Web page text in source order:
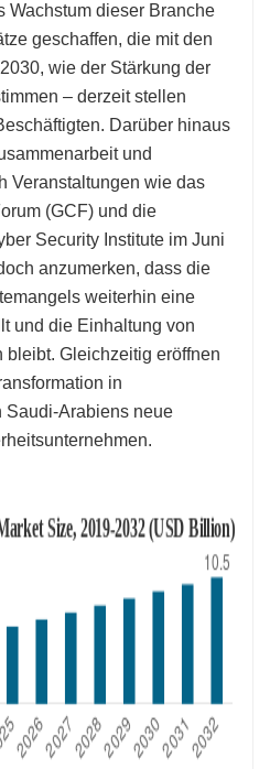
Wachstum dieser Branche
geschaffen, die mit den
wie der Stärkung der
– derzeit stellen
Darüber hinaus
und
Veranstaltungen wie das
(GCF) und die
​​Security Institute im Juni
anzumerken, dass die
weiterhin eine
und die Einhaltung von
bleibt. Gleichzeitig eröffnen
in
Saudi-Arabiens neue